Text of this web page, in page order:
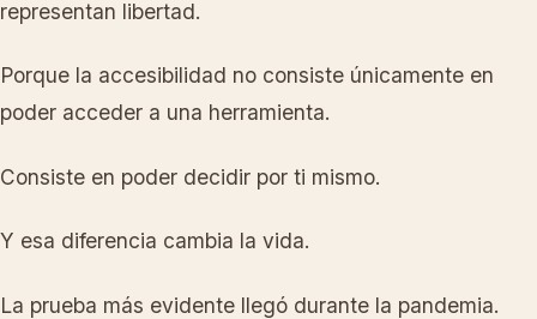
representan libertad.
Porque la accesibilidad no consiste únicamente en
poder acceder a una herramienta.
Consiste en poder decidir por ti mismo.
Y esa diferencia cambia la vida.
La prueba más evidente llegó durante la pandemia.